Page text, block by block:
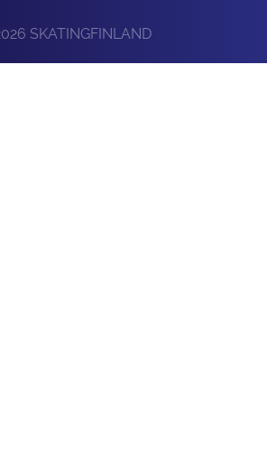
SKATINGFINLAND